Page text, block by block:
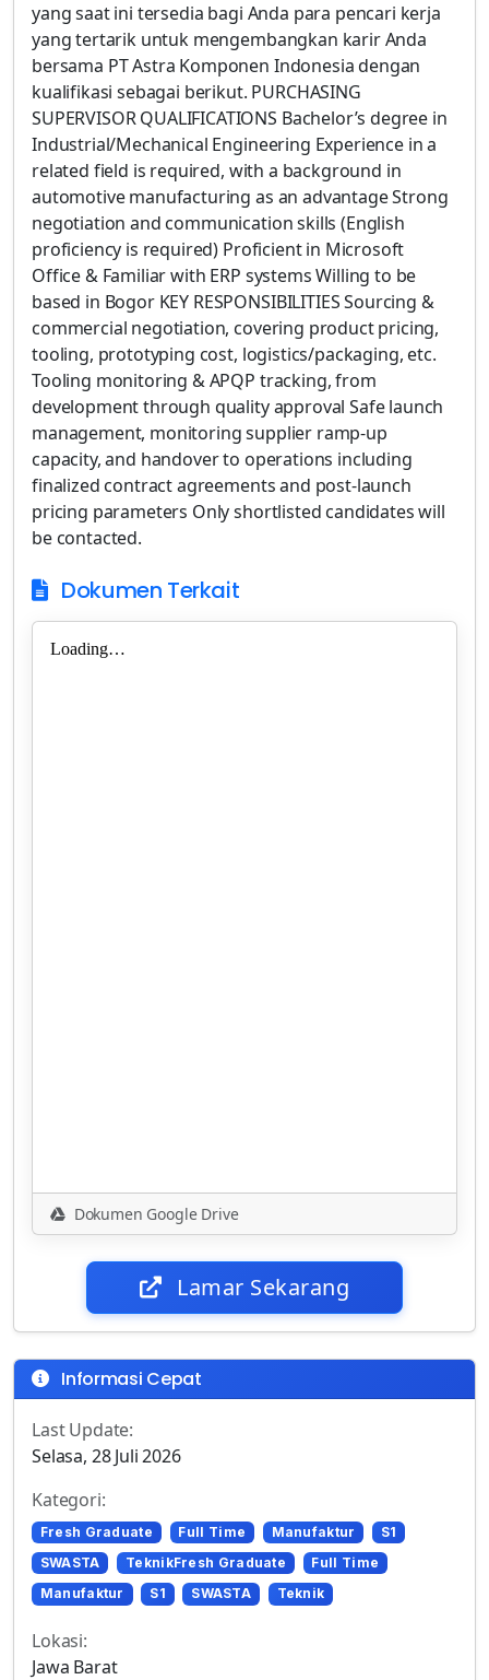
yang saat ini tersedia bagi Anda para pencari kerja
yang tertarik untuk mengembangkan karir Anda
bersama PT Astra Komponen Indonesia dengan
kualifikasi sebagai berikut. PURCHASING
SUPERVISOR QUALIFICATIONS Bachelor’s degree in
Industrial/Mechanical Engineering Experience in a
related field is required, with a background in
automotive manufacturing as an advantage Strong
negotiation and communication skills (English
proficiency is required) Proficient in Microsoft
Office & Familiar with ERP systems Willing to be
based in Bogor KEY RESPONSIBILITIES Sourcing &
commercial negotiation, covering product pricing,
tooling, prototyping cost, logistics/packaging, etc.
Tooling monitoring & APQP tracking, from
development through quality approval Safe launch
management, monitoring supplier ramp-up
capacity, and handover to operations including
finalized contract agreements and post-launch
pricing parameters Only shortlisted candidates will
be contacted.
Dokumen Terkait
Dokumen Google Drive
Lamar Sekarang
Informasi Cepat
Last Update:
Selasa, 28 Juli 2026
Kategori:
Fresh Graduate Full Time Manufaktur
S1
SWASTA
TeknikFresh Graduate
Full Time
Manufaktur
S1 SWASTA Teknik
Lokasi:
Jawa Barat